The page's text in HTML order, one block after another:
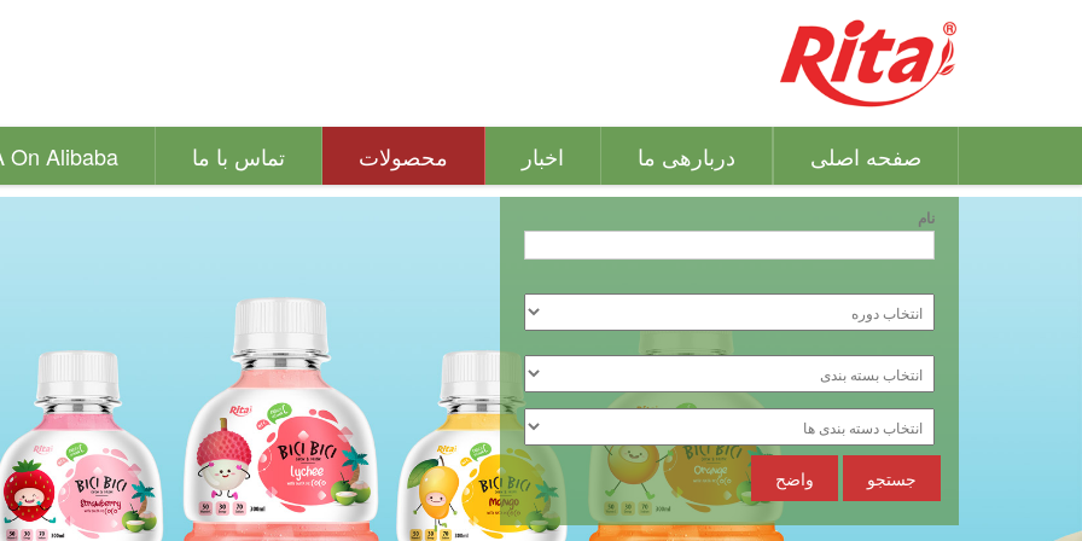
صفحه اصلی دربارهی ما اخبار محصولات تماس با ما On Alibaba
نام
جستجو واضح